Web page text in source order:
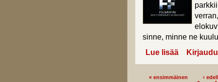
sinne, minne ne
Lue lisää about
« ensimmäinen
‹